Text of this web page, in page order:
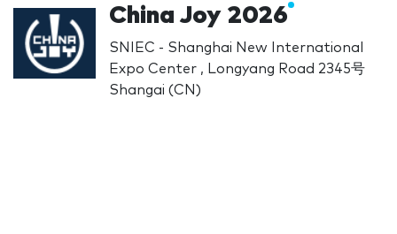
China Joy 2026
SNIEC - Shanghai New International
Expo Center , Longyang Road 2345号
Shangai (CN)